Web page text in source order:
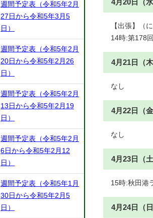
4月20日（水
【出張】（
14時:第178
4月21日（木
なし
4月22日（金
なし
4月23日（土
15時:秋田港
4月24日（日
週間予定表（令和5年2月
27日から令和5年3月5
日）
週間予定表（令和5年2月
20日から令和5年2月26
日）
週間予定表（令和5年2月
13日から令和5年2月19
日）
週間予定表（令和5年2月
6日から令和5年2月12
日）
週間予定表（令和5年1月
30日から令和5年2月5
日）